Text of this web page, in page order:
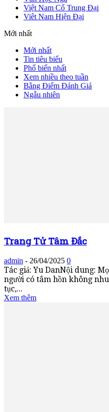
Việt Nam Cổ Trung Đại
Viêt Nam Hiện Đại
Mới nhất
Mới nhất
Tin tiêu biểu
Phổ biến nhất
Xem nhiều theo tuần
Bằng Điểm Đánh Giá
Ngẫu nhiên
Trang Tử Tâm Đắc
admin - 26/04/2025 0
Tác giả: Yu DanNội dung:
người có tâm hồn không
tục,...
Xem thêm